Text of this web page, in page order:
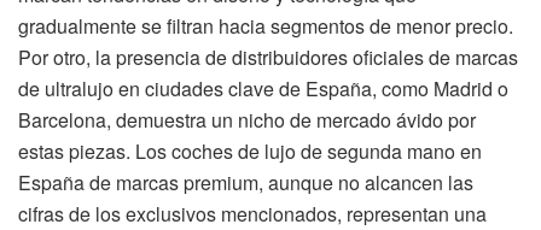
gradualmente se filtran hacia segmentos de menor precio.
Por otro, la presencia de distribuidores oficiales de marcas
de ultralujo en ciudades clave de España, como Madrid o
Barcelona, demuestra un nicho de mercado ávido por
estas piezas. Los coches de lujo de segunda mano en
España de marcas premium, aunque no alcancen las
cifras de los exclusivos mencionados, representan una